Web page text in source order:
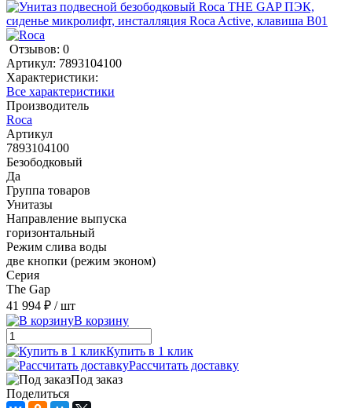
Отзывов: 0
Артикул: 7893104100
Характеристики:
Все характеристики
Производитель
Roca
Артикул
7893104100
Безободковый
Да
Группа товаров
Унитазы
Направление выпуска
горизонтальный
Режим слива воды
две кнопки (режим эконом)
Серия
The Gap
41 994 ₽ / шт
В корзину
Купить в 1 клик
Рассчитать доставку
Под заказ
Поделиться